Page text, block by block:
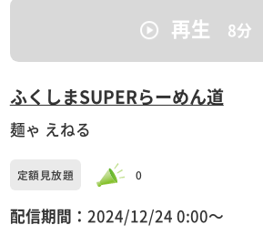
再生 8分
ふくしまSUPERらーめん道
麺ゃ えねる
定額見放題 0
配信期間： 2024/12/24 0:00〜